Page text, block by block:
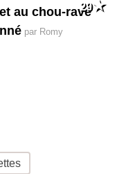
au chou-rave
par Romy
29